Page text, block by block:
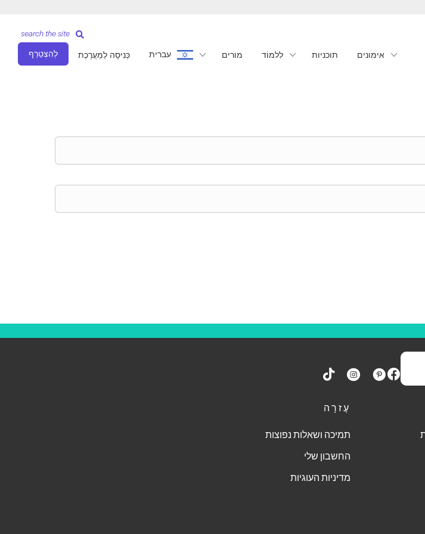
אימונים תוכניות לִלמוֹד מורים עברית כְּנִיסָה לַמַעֲרֶכֶת לְהִצְטַרֵף
search the site
עֶזרָה
תמיכה ושאלות נפוצות
החשבון שלי
מדיניות העוגיות